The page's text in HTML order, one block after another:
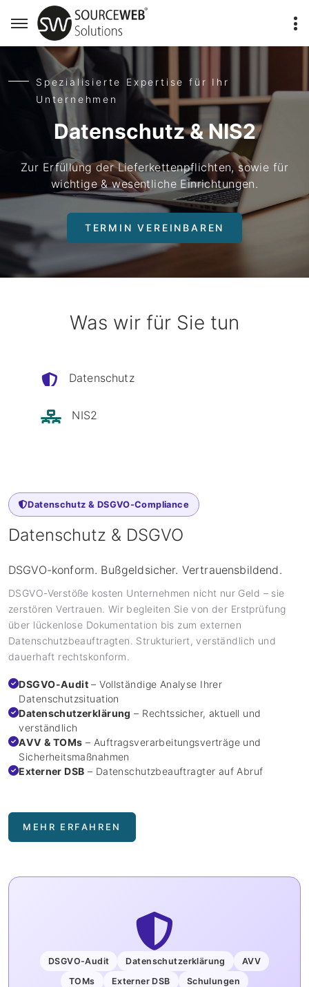
Spezialisierte Expertise für Ihr
Unternehmen
Datenschutz & NIS2
Zur Erfüllung der Lieferkettenpflichten, sowie für
wichtige & wesentliche Einrichtungen.
TERMIN VEREINBAREN
Was wir für Sie tun
Datenschutz
NIS2
Datenschutz & DSGVO-Compliance
Datenschutz & DSGVO
DSGVO-konform. Bußgeldsicher. Vertrauensbildend.
DSGVO-Verstöße kosten Unternehmen nicht nur Geld – sie
zerstören Vertrauen. Wir begleiten Sie von der Erstprüfung
über lückenlose Dokumentation bis zum externen
Datenschutzbeauftragten. Strukturiert, verständlich und
dauerhaft rechtskonform.
DSGVO-Audit – Vollständige Analyse Ihrer
Datenschutzsituation
Datenschutzerklärung – Rechtssicher, aktuell und
verständlich
AVV & TOMs – Auftragsverarbeitungsverträge und
Sicherheitsmaßnahmen
Externer DSB – Datenschutzbeauftragter auf Abruf
MEHR ERFAHREN
DSGVO-Audit Datenschutzerklärung
AVV
TOMs
Externer DSB Schulungen